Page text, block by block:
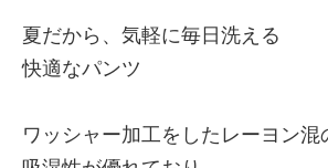
夏だから、気軽に毎日洗える
快適なパンツ
ワッシャー加工をしたレーヨン混